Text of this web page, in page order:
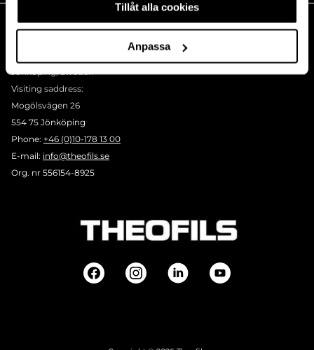
Tillåt alla cookies
Anpassa
Visiting saddress:
Mogölsvägen 26
554 75 Jönköping
Phone: +46 (0)10-178 13 00
E-mail: info@theofils.se
Org. nr 556154-8925